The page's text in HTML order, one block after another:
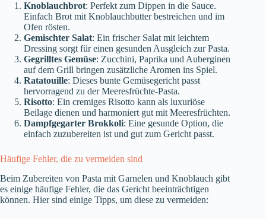
Knoblauchbrot: Perfekt zum Dippen in die Sauce.
Einfach Brot mit Knoblauchbutter bestreichen und im
Ofen rösten.
Gemischter Salat: Ein frischer Salat mit leichtem
Dressing sorgt für einen gesunden Ausgleich zur Pasta.
Gegrilltes Gemüse: Zucchini, Paprika und Auberginen
auf dem Grill bringen zusätzliche Aromen ins Spiel.
Ratatouille: Dieses bunte Gemüsegericht passt
hervorragend zu der Meeresfrüchte-Pasta.
Risotto: Ein cremiges Risotto kann als luxuriöse
Beilage dienen und harmoniert gut mit Meeresfrüchten.
Dampfgegarter Brokkoli: Eine gesunde Option, die
einfach zuzubereiten ist und gut zum Gericht passt.
Häufige Fehler, die zu vermeiden sind
Beim Zubereiten von Pasta mit Garnelen und Knoblauch gibt
es einige häufige Fehler, die das Gericht beeinträchtigen
können. Hier sind einige Tipps, um diese zu vermeiden: